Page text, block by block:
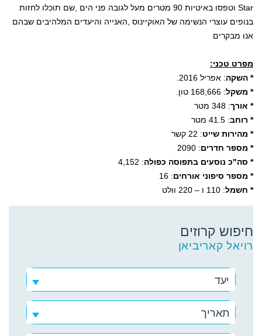
Star וטפסו באיטיות 90 מטרים מעל לגובה פני הים שם תוכלו לחזות
בנופים עוצרי הנשימה של האוקיינוס האנייה והיעדים המלהיבים שבהם
אנו מבקרים
מפרט טכני:
* השקה: אפריל 2016.
* משקל: 168,666 טון.
* אורך: 348 מטר
* רוחב: 41.5 מטר
* מהירות שייט: 22 קשר
* מספר חדרים: 2090
* סה"כ נוסעים בתפוסה כפולה: 4,152
* מספר סיפוני אורחים: 16
* חשמל: 110 ו –
חיפוש קרוזים
רויאל קאריביאן
יעד
תאריך